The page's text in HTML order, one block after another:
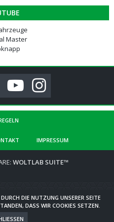
Master
IMPRESSUM
WOLTLAB SUITE™
DIE NUTZUNG UNSERER SEITE
DASS WIR COOKIES SETZEN.